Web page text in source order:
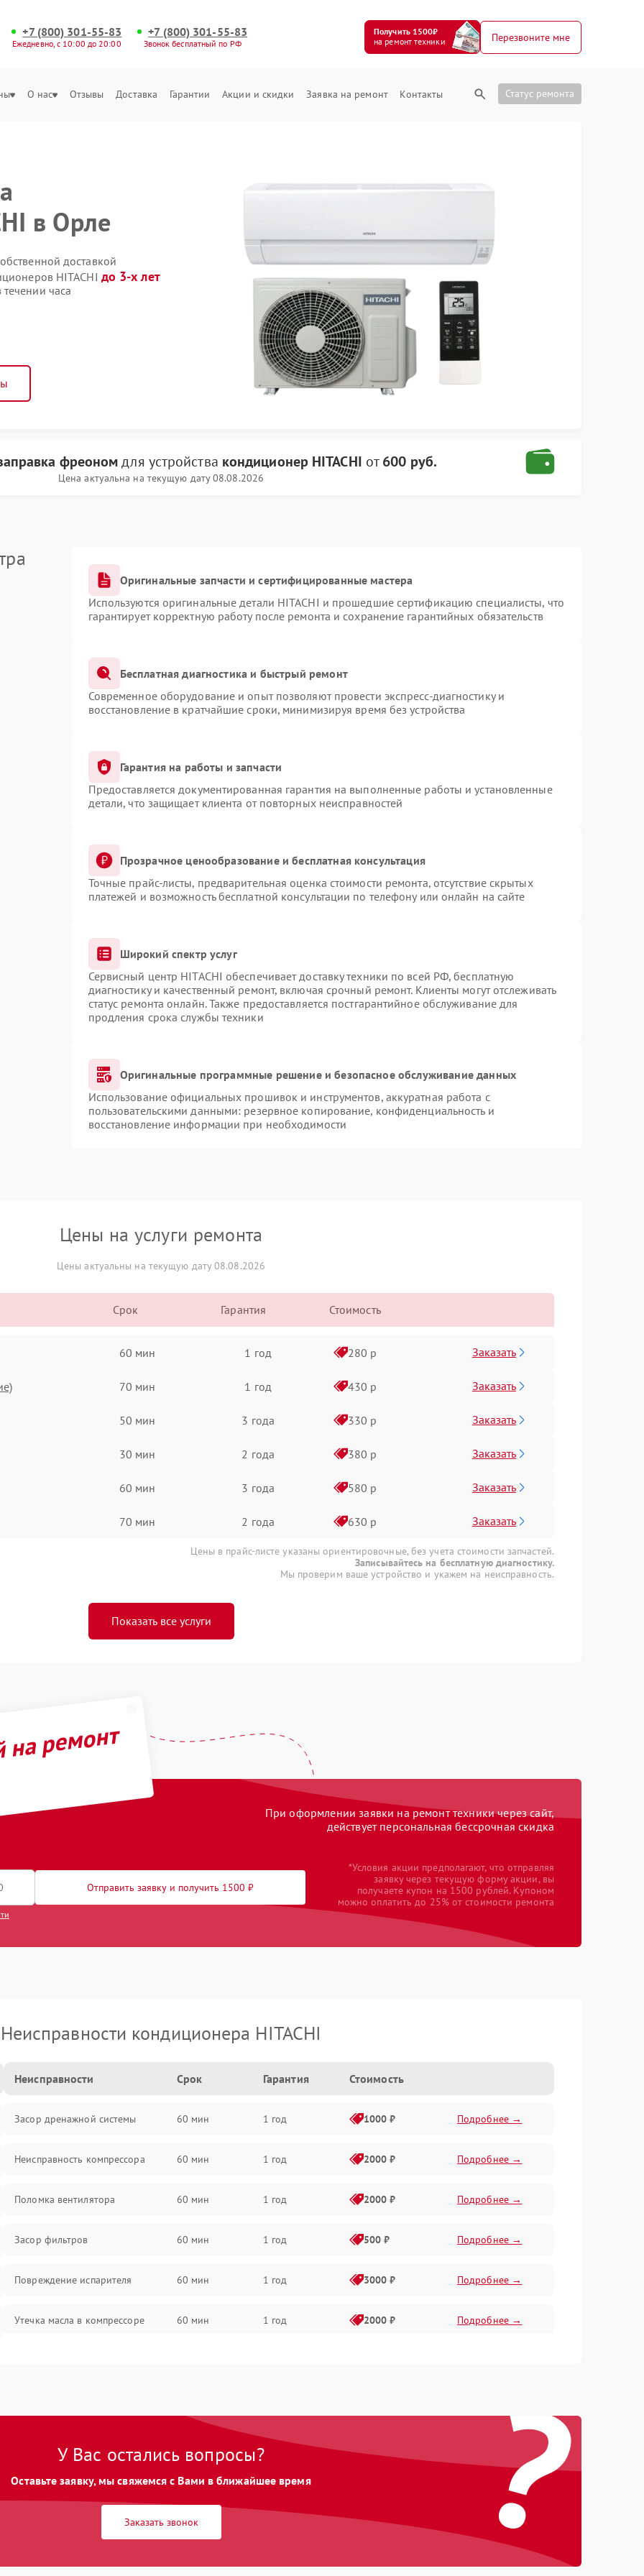
+7 (800) 301-55-83
Ежедневно, с 10:00 до 20:00
+7 (800) 301-55-83
Звонок бесплатный по РФ
Получить 1500₽
на ремонт техники
Перезвоните мне
О нас Отзывы Доставка Гарантии Акции и скидки Заявка на ремонт Контакты Статус ремонта
в Орле
доставкой
HITACHI до 3-х лет
часа
фреономдля устройства кондиционер HITACHI от600 руб.
Цена актуальна на текущую дату 08.08.2026
Оригинальные запчасти и сертифицированные мастера
Используются оригинальные детали HITACHI и прошедшие сертификацию специалисты, что
гарантирует корректную работу после ремонта и сохранение гарантийных обязательств
Бесплатная диагностика и быстрый ремонт
Современное оборудование и опыт позволяют провести экспресс-диагностику и
восстановление в кратчайшие сроки, минимизируя время без устройства
Гарантия на работы и запчасти
Предоставляется документированная гарантия на выполненные работы и установленные
детали, что защищает клиента от повторных неисправностей
Прозрачное ценообразование и бесплатная консультация
Точные прайс-листы, предварительная оценка стоимости ремонта, отсутствие скрытых
платежей и возможность бесплатной консультации по телефону или онлайн на сайте
Широкий спектр услуг
Сервисный центр HITACHI обеспечивает доставку техники по всей РФ, бесплатную
диагностику и качественный ремонт, включая срочный ремонт. Клиенты могут отслеживать
статус ремонта онлайн. Также предоставляется постгарантийное обслуживание для
продления срока службы техники
Оригинальные программные решение и безопасное обслуживание данных
Использование официальных прошивок и инструментов, аккуратная работа с
пользовательскими данными: резервное копирование, конфиденциальность и
восстановление информации при необходимости
Цены на услуги ремонта
Цены актуальны на текущую дату 08.08.2026
Срок Гарантия Стоимость
60 мин 1 год 280 р Заказать
70 мин 1 год 430 р Заказать
50 мин 3 года 330 р Заказать
30 мин 2 года 380 р Заказать
60 мин 3 года 580 р Заказать
70 мин 2 года 630 р Заказать
Цены в прайс-листе указаны ориентировочные, без учета стоимости запчастей.
Записывайтесь на бесплатную диагностику.
Мы проверим ваше устройство и укажем на неисправность.
Показать все услуги
ремонт
При оформлении заявки на ремонт техники через сайт,
действует персональная бессрочная скидка
Отправить заявку и получить 1500 ₽
*Условия акции предполагают, что отправляя
заявку через текущую форму акции, вы
получаете купон на 1500 рублей. Купоном
можно оплатить до 25% от стоимости ремонта
Неисправности кондиционера HITACHI
Неисправности Срок Гарантия Стоимость
Засор дренажной системы 60 мин 1 год 1000 ₽ Подробнее →
Неисправность компрессора 60 мин 1 год 2000 ₽ Подробнее →
Поломка вентилятора 60 мин 1 год 2000 ₽ Подробнее →
Засор фильтров 60 мин 1 год 500 ₽ Подробнее →
Повреждение испарителя 60 мин 1 год 3000 ₽ Подробнее →
Утечка масла в компрессоре 60 мин 1 год 2000 ₽ Подробнее →
Поломка подшипников
вентилятора
60 мин 1 год 1500 ₽
Повреждение корпуса 60 мин Подробнее →
?
У Вас остались вопросы?
Оставьте заявку, мы свяжемся с Вами в ближайшее время
Заказать звонок